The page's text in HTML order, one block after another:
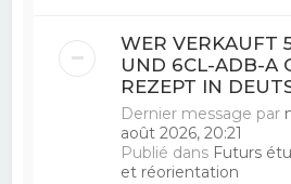
WER VERKAUFT
UND 6CL-ADB-A
REZEPT IN
Dernier message par
août 2026, 20:21
Publié dans Futurs
et réorientation